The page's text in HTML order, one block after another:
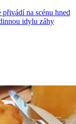
na scénu hned
idylu záhy